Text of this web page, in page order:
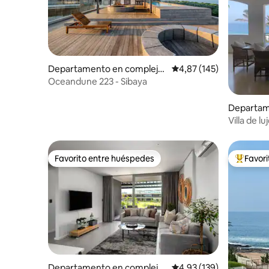
Departamento en complejo
residencial en Sibaya
Calificación promedio:
4,87 (145)
Oceandune 223 - Sibaya
Villa de
Favorito entre huéspedes
Favorito entre huéspedes